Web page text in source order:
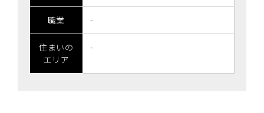
職業 -
住まいの
エリア
-